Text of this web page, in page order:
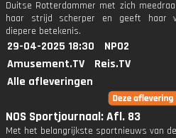
Duitse Rotterdammer met zich
haar strijd scherper en geeft haar
diepere betekenis.
29-04-2025 18:30
NPO2
Amusement.TV
Reis.TV
Alle afleveringen
NOS Sportjournaal: Afl. 83
Met het belangrijkste sportnieuws van